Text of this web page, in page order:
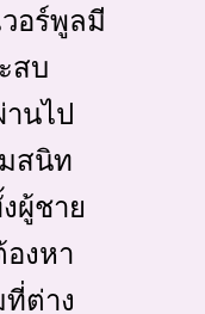
อร์พูลมี
สบ
านไป
สนิท
ผู้ชาย
งหา
ต่าง